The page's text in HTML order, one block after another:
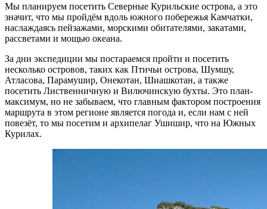
Мы планируем посетить Северные Курильские острова, а это
значит, что мы пройдём вдоль южного побережья Камчатки,
наслаждаясь пейзажами, морскими обитателями, закатами,
рассветами и мощью океана.
За дни экспедиции мы постараемся пройти и посетить
несколько островов, таких как Птичьи острова, Шумшу,
Атласова, Парамушир, Онекотан, Шиашкотан, а также
посетить Лиственничную и Вилючинскую бухты. Это план-
максимум, но не забываем, что главным фактором построения
маршрута в этом регионе является погода и, если нам с ней
повезёт, то мы посетим и архипелаг Ушишир, что на Южных
Курилах.